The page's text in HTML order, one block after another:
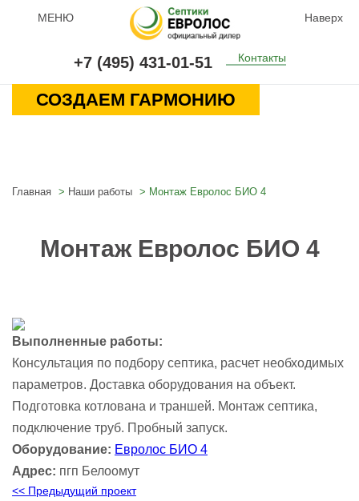
МЕНЮ Наверх
+7 (495) 431-01-51 Контакты
СОЗДАЕМ ГАРМОНИЮ
Главная Наши работы Монтаж Евролос БИО 4
Монтаж Евролос БИО 4
Выполненные работы:
Консультация по подбору септика, расчет необходимых
параметров. Доставка оборудования на объект.
Подготовка котлована и траншей. Монтаж септика,
подключение труб. Пробный запуск.
Оборудование: Евролос БИО 4
Адрес: пгп Белоомут
<< Предыдущий проект